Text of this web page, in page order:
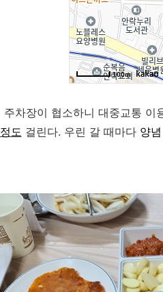
주차장이 협소하니 대중교통 이
정도 걸린다. 우린 갈 때마다 양